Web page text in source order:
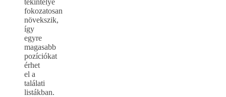
fokozatosan
növekszik,
így
egyre
magasabb
pozíciókat
érhet
el a
találati
listákban.